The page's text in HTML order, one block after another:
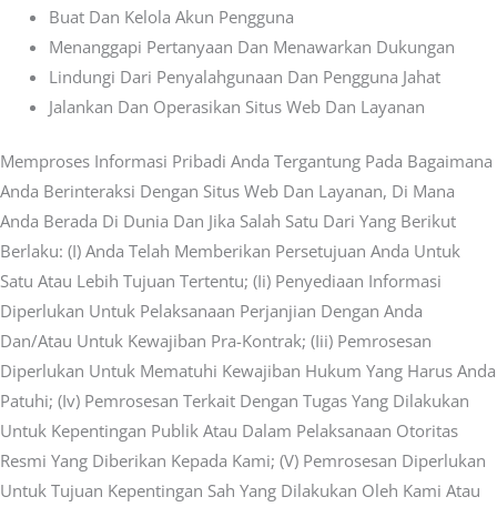
Buat Dan Kelola Akun Pengguna
Menanggapi Pertanyaan Dan Menawarkan Dukungan
Lindungi Dari Penyalahgunaan Dan Pengguna Jahat
Jalankan Dan Operasikan Situs Web Dan Layanan
Memproses Informasi Pribadi Anda Tergantung Pada Bagaimana
Anda Berinteraksi Dengan Situs Web Dan Layanan, Di Mana
Anda Berada Di Dunia Dan Jika Salah Satu Dari Yang Berikut
Berlaku: (i) Anda Telah Memberikan Persetujuan Anda Untuk
Satu Atau Lebih Tujuan Tertentu; (ii) Penyediaan Informasi
Diperlukan Untuk Pelaksanaan Perjanjian Dengan Anda
Dan/atau Untuk Kewajiban Pra-Kontrak; (iii) Pemrosesan
Diperlukan Untuk Mematuhi Kewajiban Hukum Yang Harus Anda
Patuhi; (iv) Pemrosesan Terkait Dengan Tugas Yang Dilakukan
Untuk Kepentingan Publik Atau Dalam Pelaksanaan Otoritas
Resmi Yang Diberikan Kepada Kami; (v) Pemrosesan Diperlukan
Untuk Tujuan Kepentingan Sah Yang Dilakukan Oleh Kami Atau